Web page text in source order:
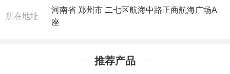
所在地址
河南省 郑州市 二七区航海中路正商航海广场A
座
推荐产品